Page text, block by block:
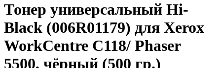
Тонер универсальный Hi-
Black (006R01179) для Xerox
WorkCentre C118/ Phaser
5500, чёрный (500 гр.)